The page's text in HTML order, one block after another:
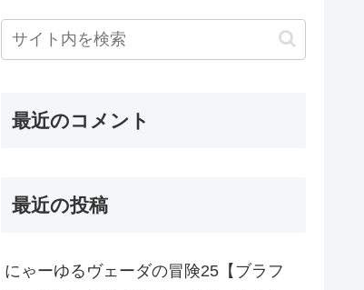
最近のコメント
最近の投稿
にゃーゆるヴェーダの冒険25【ブラフ